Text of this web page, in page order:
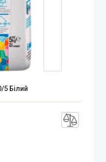
5 Білий